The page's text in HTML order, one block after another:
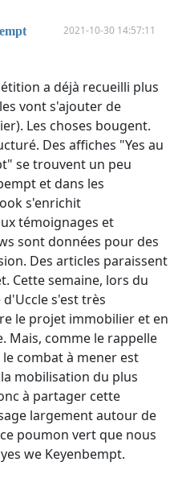
2021-10-30 14:57:11
a déjà recueilli plus
vont s'ajouter de
Les choses bougent.
Des affiches "Yes au
se trouvent un peu
et dans les
s'enrichit
témoignages et
sont données pour des
Des articles paraissent
Cette semaine, lors du
s'est très
le projet immobilier et en
Mais, comme le rappelle
combat à mener est
mobilisation du plus
à partager cette
largement autour de
poumon vert que nous
we Keyenbempt.